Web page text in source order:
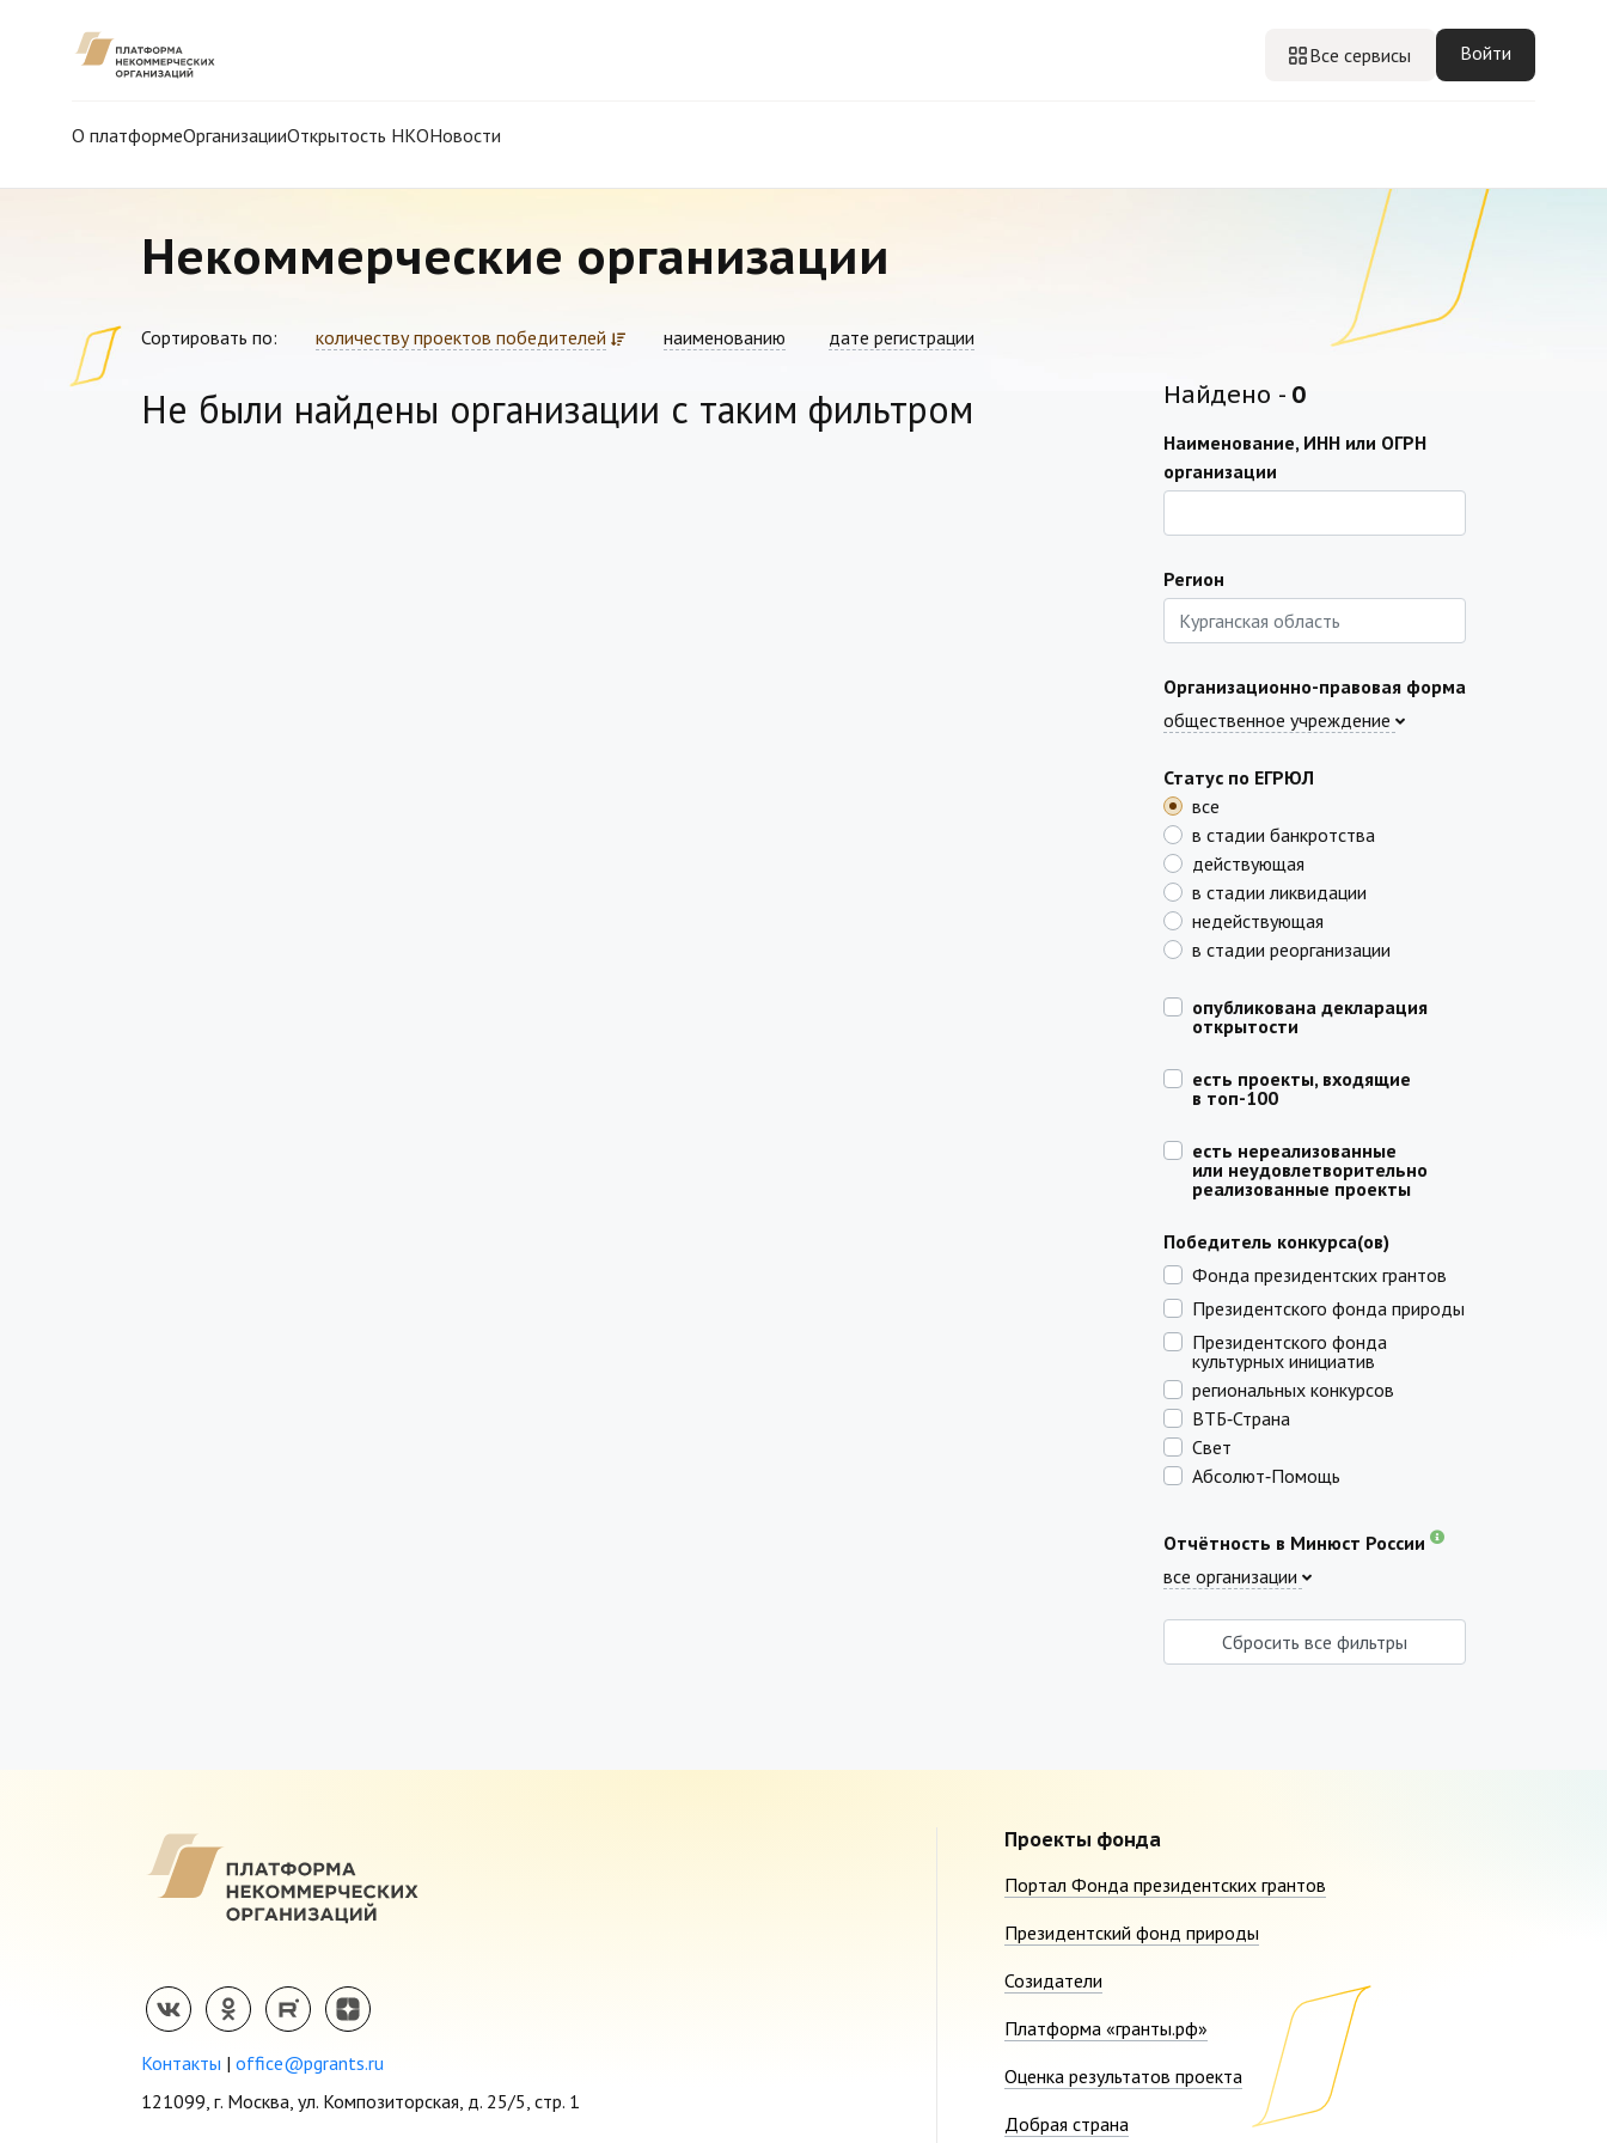
Все сервисы Войти
О платформеОрганизацииОткрытость НКОНовости
Некоммерческие организации
Сортировать по: количеству проектов победителей наименованию дате регистрации
Не были найдены организации с таким фильтром Найдено - 0
Наименование, ИНН или ОГРН
организации
Регион
Организационно-правовая форма
общественное учреждение
Статус по ЕГРЮЛ
все
в стадии банкротства
действующая
в стадии ликвидации
недействующая
в стадии реорганизации
опубликована декларация
открытости
есть проекты, входящие
в топ-100
есть нереализованные
или неудовлетворительно
реализованные проекты
Победитель конкурса(ов)
Фонда президентских грантов
Президентского фонда природы
Президентского фонда
культурных инициатив
региональных конкурсов
ВТБ‑Страна
Свет
Абсолют‑Помощь
Отчётность в Минюст России
все организации
Сбросить все фильтры
Контакты | office@pgrants.ru
121099, г. Москва, ул. Композиторская, д. 25/5, стр. 1
Проекты фонда
Портал Фонда президентских грантов
Президентский фонд природы
Созидатели
Платформа «гранты.рф»
Оценка результатов проекта
Добрая страна